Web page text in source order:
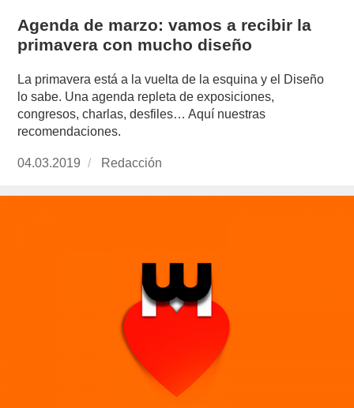
Agenda de marzo: vamos a recibir la
primavera con mucho diseño
La primavera está a la vuelta de la esquina y el Diseño
lo sabe. Una agenda repleta de exposiciones,
congresos, charlas, desfiles… Aquí nuestras
recomendaciones.
Publicado
04.03.2019 https://www.experimenta.es/author/redaccion/
Redacción